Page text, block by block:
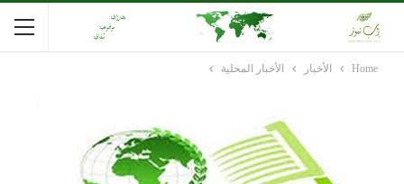
Home الأخبار الأخبار المحلية